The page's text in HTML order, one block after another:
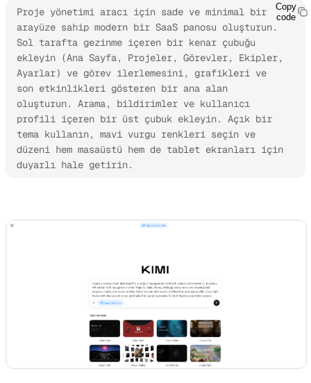
Proje yönetimi aracı için sade ve minimal bir
arayüze sahip modern bir SaaS panosu oluşturun.
Sol tarafta gezinme içeren bir kenar çubuğu
ekleyin (Ana Sayfa, Projeler, Görevler, Ekipler,
Ayarlar) ve görev ilerlemesini, grafikleri ve
son etkinlikleri gösteren bir ana alan
oluşturun. Arama, bildirimler ve kullanıcı
profili içeren bir üst çubuk ekleyin. Açık bir
tema kullanın, mavi vurgu renkleri seçin ve
düzeni hem masaüstü hem de tablet ekranları için
duyarlı hale getirin.
Copy
code